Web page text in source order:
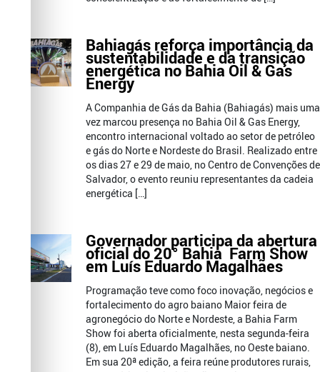
Bahiagás reforça importância da
sustentabilidade e da transição
energética no Bahia Oil & Gas
Energy
A Companhia de Gás da Bahia (Bahiagás) mais uma
vez marcou presença no Bahia Oil & Gas Energy,
encontro internacional voltado ao setor de petróleo
e gás do Norte e Nordeste do Brasil. Realizado entre
os dias 27 e 29 de maio, no Centro de Convenções de
Salvador, o evento reuniu representantes da cadeia
energética […]
Governador participa da abertura
oficial do 20° Bahia Farm Show
em Luís Eduardo Magalhães
Programação teve como foco inovação, negócios e
fortalecimento do agro baiano Maior feira de
agronegócio do Norte e Nordeste, a Bahia Farm
Show foi aberta oficialmente, nesta segunda-feira
(8), em Luís Eduardo Magalhães, no Oeste baiano.
Em sua 20ª edição, a feira reúne produtores rurais,